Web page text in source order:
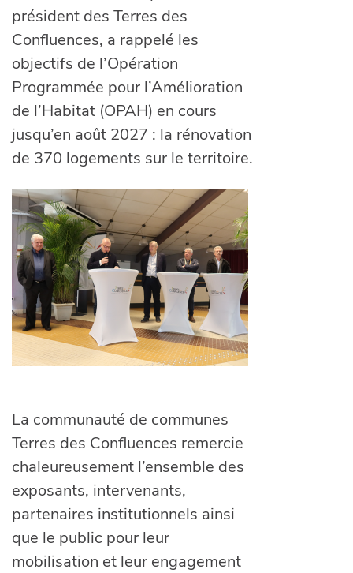
président des Terres des
Confluences, a rappelé les
objectifs de l’Opération
Programmée pour l’Amélioration
de l’Habitat (OPAH) en cours
jusqu’en août 2027 : la rénovation
de 370 logements sur le territoire.
La communauté de communes
Terres des Confluences remercie
chaleureusement l’ensemble des
exposants, intervenants,
partenaires institutionnels ainsi
que le public pour leur
mobilisation et leur engagement